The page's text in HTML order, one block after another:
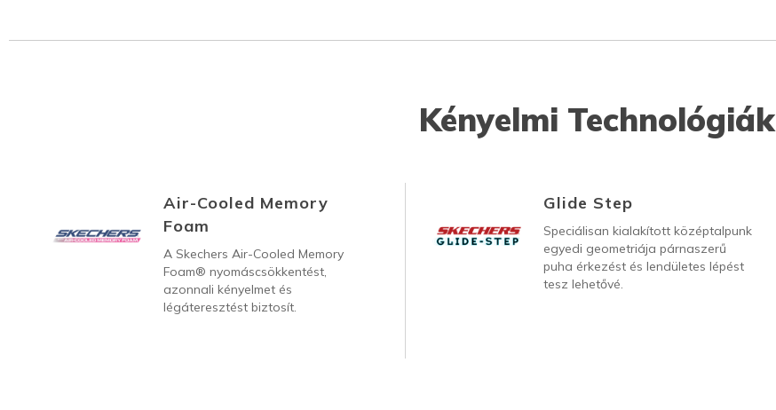
Kényelmi Technológiák
Air-Cooled Memory
Foam
A Skechers Air-Cooled Memory
Foam® nyomáscsökkentést,
azonnali kényelmet és
légáteresztést biztosít.
Glide Step
Speciálisan kialakított középtalpunk
egyedi geometriája párnaszerű
puha érkezést és lendületes lépést
tesz lehetővé.